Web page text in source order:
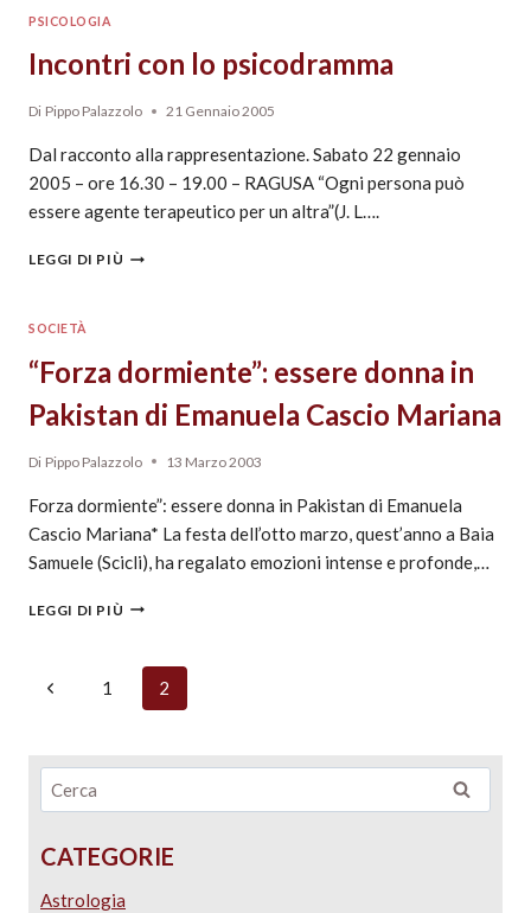
PSICOLOGIA
Incontri con lo psicodramma
Di Pippo Palazzolo 21 Gennaio 2005
Dal racconto alla rappresentazione. Sabato 22 gennaio
2005 – ore 16.30 – 19.00 – RAGUSA “Ogni persona può
essere agente terapeutico per un altra”(J. L….
LEGGI DI PIÙ
SOCIETÀ
“Forza dormiente”: essere donna in
Pakistan di Emanuela Cascio Mariana
Di Pippo Palazzolo 13 Marzo 2003
Forza dormiente”: essere donna in Pakistan di Emanuela
Cascio Mariana* La festa dell’otto marzo, quest’anno a Baia
Samuele (Scicli), ha regalato emozioni intense e profonde,…
LEGGI DI PIÙ
1 2
CATEGORIE
Astrologia